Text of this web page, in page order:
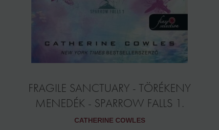
FRAGILE SANCTUARY - TÖRÉKENY
MENEDÉK - SPARROW FALLS 1.
CATHERINE COWLES